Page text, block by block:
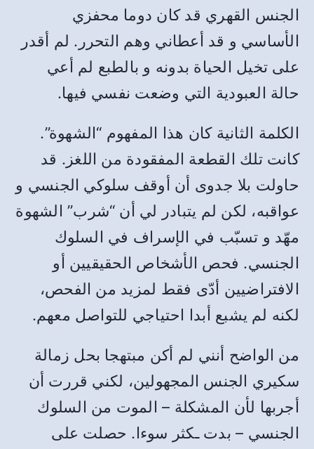
الجنس القهري قد كان دوما محفزي
الأساسي و قد أعطاني وهم التحرر. لم أقدر
على تخيل الحياة بدونه و بالطبع لم أعي
حالة العبودية التي وضعت نفسي فيها.
الكلمة الثانية كان هذا المفهوم “الشهوة”.
كانت تلك القطعة المفقودة من اللغز. قد
حاولت بلا جدوى أن أوقف سلوكي الجنسي و
عواقبه، لكن لم يتبادر لي أن “شرب” الشهوة
مهّد و تسبّب في الإسراف في السلوك
الجنسي. فحص الأشخاص الحقيقيين أو
الافتراضيين أدّى فقط لمزيد من الفحص،
لكنه لم يشبع أبدا احتياجي للتواصل معهم.
من الواضح أنني لم أكن مبتهجا بحل زمالة
سكيري الجنس المجهولين، لكني قررت أن
أجربها لأن المشكلة – الموت من السلوك
الجنسي – بدت ـكثر سوءا. حصلت على